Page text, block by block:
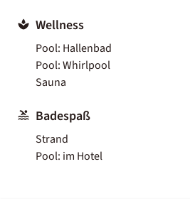
Wellness
Pool: Hallenbad
Pool: Whirlpool
Sauna
Badespaß
Strand
Pool: im Hotel